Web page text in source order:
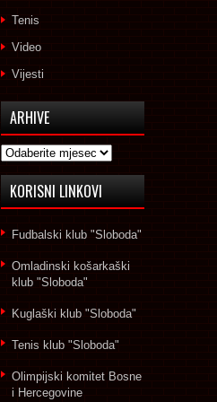
Tenis
Video
Vijesti
ARHIVE
Arhive
KORISNI LINKOVI
Fudbalski klub "Sloboda"
Omladinski košarkaški
klub "Sloboda"
Kuglaški klub "Sloboda"
Tenis klub "Sloboda"
Olimpijski komitet Bosne
i Hercegovine